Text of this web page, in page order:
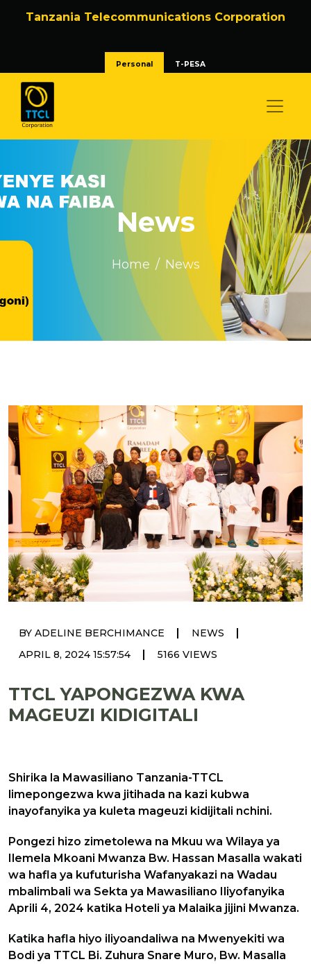
Tanzania Telecommunications Corporation
Personal T-PESA
News
Home News
BY ADELINE BERCHIMANCE | NEWS |
APRIL 8, 2024 15:57:54 | 5166 VIEWS
TTCL YAPONGEZWA KWA
MAGEUZI KIDIGITALI
Shirika la Mawasiliano Tanzania-TTCL
limepongezwa kwa jitihada na kazi kubwa
inayofanyika ya kuleta mageuzi kidijitali nchini.
Pongezi hizo zimetolewa na Mkuu wa Wilaya ya
Ilemela Mkoani Mwanza Bw. Hassan Masalla wakati
wa hafla ya kufuturisha Wafanyakazi na Wadau
mbalimbali wa Sekta ya Mawasiliano Iliyofanyika
Aprili 4, 2024 katika Hoteli ya Malaika jijini Mwanza.
Katika hafla hiyo iliyoandaliwa na Mwenyekiti wa
Bodi ya TTCL Bi. Zuhura Snare Muro, Bw. Masalla